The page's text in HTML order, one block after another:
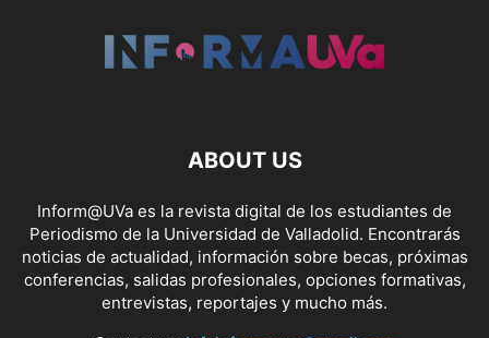
ABOUT US
Inform@UVa es la revista digital de los estudiantes de
Periodismo de la Universidad de Valladolid. Encontrarás
noticias de actualidad, información sobre becas, próximas
conferencias, salidas profesionales, opciones formativas,
entrevistas, reportajes y mucho más.